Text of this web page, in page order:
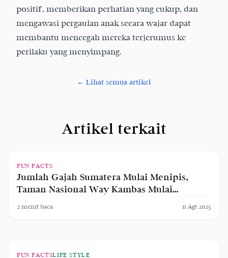
positif, memberikan perhatian yang cukup, dan
mengawasi pergaulan anak secara wajar dapat
membantu mencegah mereka terjerumus ke
perilaku yang menyimpang.
← Lihat semua artikel
Artikel terkait
FUN FACTS
Jumlah Gajah Sumatera Mulai Menipis,
Taman Nasional Way Kambas Mulai
2 menit baca 11 Agt 2025
FUN FACTSLIFE STYLE